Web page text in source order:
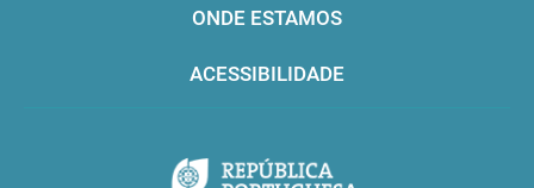
ONDE ESTAMOS
ACESSIBILIDADE